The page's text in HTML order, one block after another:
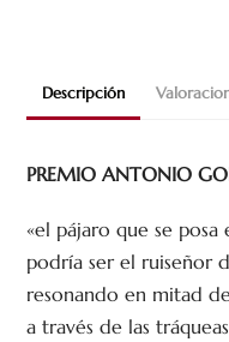
Descripción
PREMIO ANTONIO
«el pájaro que se posa
podría ser el ruiseñor
resonando en mitad
a través de las